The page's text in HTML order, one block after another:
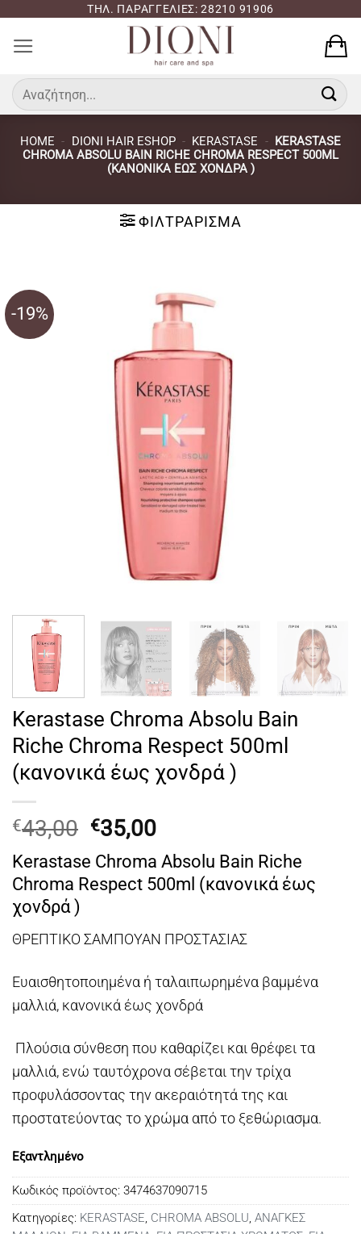
περιεχόμενο
ΤΗΛ. ΠΑΡΑΓΓΕΛΙΕΣ: 28210 91906
Αναζήτηση
για:
HOME - DIONI HAIR ESHOP - KERASTASE - KERASTASE
CHROMA ABSOLU BAIN RICHE CHROMA RESPECT 500ML
(ΚΑΝΟΝΙΚΆ ΈΩΣ ΧΟΝΔΡΆ )
ΦΙΛΤΡΆΡΙΣΜΑ
-19%
Kerastase Chroma Absolu Bain
Riche Chroma Respect 500ml
(κανονικά έως χονδρά )
€43,00 Original
price
was:
€43,00.
€35,00Η
τρέχουσα
τιμή
είναι:
Kerastase Chroma Absolu Bain Riche
Chroma Respect 500ml (κανονικά έως
χονδρά )
ΘΡΕΠΤΙΚΟ ΣΑΜΠΟΥΑΝ ΠΡΟΣΤΑΣΙΑΣ
Ευαισθητοποιημένα ή ταλαιπωρημένα βαμμένα
μαλλιά, κανονικά έως χονδρά
Πλούσια σύνθεση που καθαρίζει και θρέφει τα
μαλλιά, ενώ ταυτόχρονα σέβεται την τρίχα
προφυλάσσοντας την ακεραιότητά της και
προστατεύοντας το χρώμα από το ξεθώριασμα.
Εξαντλημένο
Κωδικός προϊόντος: 3474637090715
Κατηγορίες: KERASTASE, CHROMA ABSOLU, ΑΝΑΓΚΕΣ